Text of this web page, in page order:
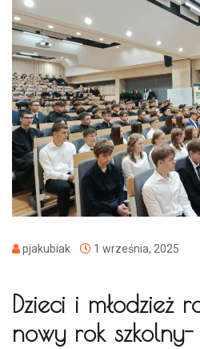
pjakubiak 1 września, 2025
Dzieci i młodzież
nowy rok szkolny-